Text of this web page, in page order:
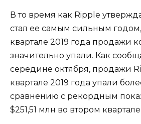
В то время как Ripple
стал ее самым сильным годом,
квартале 2019 года продажи
значительно упали. Как
середине октября, продажи
квартале 2019 года упали
сравнению с рекордным
$251,51 млн во втором квартале.